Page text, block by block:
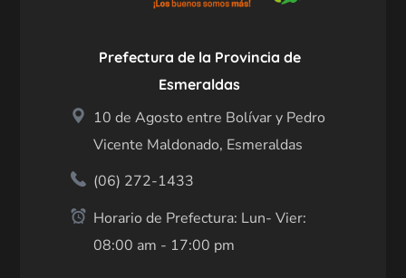
Prefectura de la Provincia de
Esmeraldas
10 de Agosto entre Bolívar y Pedro
Vicente Maldonado, Esmeraldas
(06) 272-1433
Horario de Prefectura: Lun- Vier:
08:00 am - 17:00 pm